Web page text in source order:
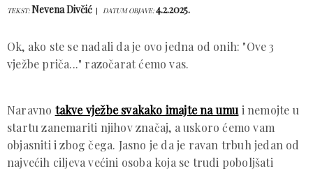
TEKST:Nevena Divčić DATUM OBJAVE:4.2.2025.
Ok, ako ste se nadali da je ovo jedna od onih: "Ove 3
vježbe priča..." razočarat ćemo vas.
Naravno takve vježbe svakako imajte na umu i nemojte u
startu zanemariti njihov značaj, a uskoro ćemo vam
objasniti i zbog čega. Jasno je da je ravan trbuh jedan od
najvećih ciljeva većini osoba koja se trudi poboljšati